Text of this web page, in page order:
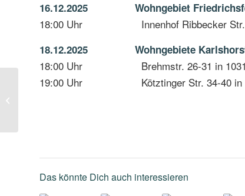
16.12.2025 Wohngebiet
18:00 Uhr Innenhof Ribbecker Str. 21-
18.12.2025 Wohngebiete
18:00 Uhr Brehmstr. 26-31 in
19:00 Uhr Kötztinger Str. 34-40 in
Das könnte Dich auch interessieren